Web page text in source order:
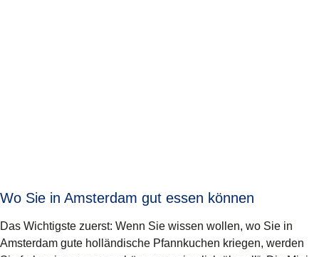
Wo Sie in Amsterdam gut essen können
Das Wichtigste zuerst: Wenn Sie wissen wollen, wo Sie in
Amsterdam gute holländische Pfannkuchen kriegen, werden